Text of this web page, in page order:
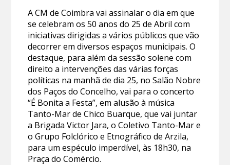
A CM de Coimbra vai assinalar o dia em que
se celebram os 50 anos do 25 de Abril com
iniciativas dirigidas a vários públicos que vão
decorrer em diversos espaços municipais. O
destaque, para além da sessão solene com
direito a intervenções das várias forças
políticas na manhã de dia 25, no Salão Nobre
dos Paços do Concelho, vai para o concerto
“É Bonita a Festa”, em alusão à música
Tanto-Mar de Chico Buarque, que vai juntar
a Brigada Victor Jara, o Coletivo Tanto-Mar e
o Grupo Folclórico e Etnográfico de Arzila,
para um espéculo imperdível, às 18h30, na
Praça do Comércio.